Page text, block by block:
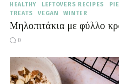
HEALTHY LEFTOVERS RECIPES
TREATS
VEGAN WINTER
Μηλοπιτάκια με φύλλο
0